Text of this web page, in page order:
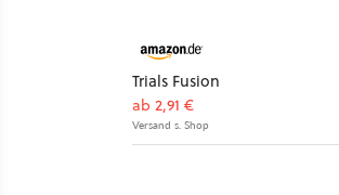
Trials Fusion
ab 2,91 €
Versand s. Shop